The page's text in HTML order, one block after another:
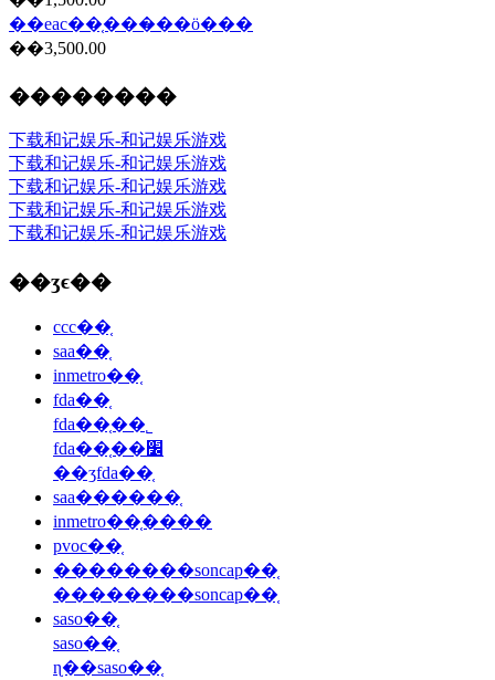
��eac��֤���̷��ö���
��3,500.00
��������
下载和记娱乐-和记娱乐游戏
下载和记娱乐-和记娱乐游戏
下载和记娱乐-和记娱乐游戏
下载和记娱乐-和记娱乐游戏
下载和记娱乐-和记娱乐游戏
��ʒϵ��
ccc��֤
saa��֤
inmetro��֤
fda��֤
fda��֤��˾
fda��֤��׼
��ʒfda��֤
saa������֤
inmetro��֤����
pvoc��֤
��������soncap��֤
��������soncap��֤
saso��֤
saso��֤
ɳ��saso��֤